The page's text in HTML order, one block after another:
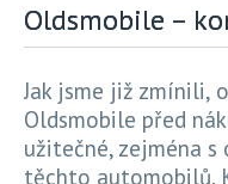
Oldsmobile –
Jak jsme již zmínili,
Oldsmobile před
užitečné, zejména
těchto automobilů.